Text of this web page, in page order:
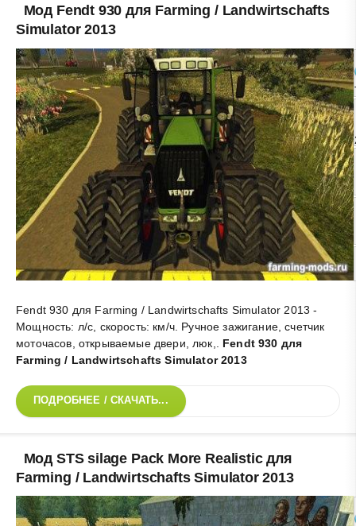
Мод Fendt 930 для Farming / Landwirtschafts
Simulator 2013
Fendt 930 для Farming / Landwirtschafts Simulator 2013 -
Мощность: л/c, скорость: км/ч. Ручное зажигание, счетчик
моточасов, открываемые двери, люк,
Fendt 930 для
Farming / Landwirtschafts Simulator 2013
ПОДРОБНЕЕ / СКАЧАТЬ...
Мод STS silage Pack More Realistic для
Farming / Landwirtschafts Simulator 2013